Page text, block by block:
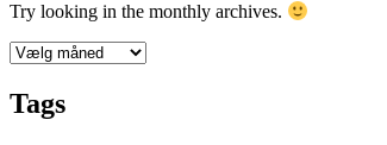
Try looking in the monthly archives.
Arkiver
Tags